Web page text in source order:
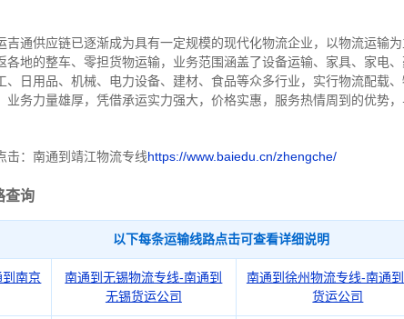
吉通供应链已逐渐成为具有一定规模的现代化物流企业，以物流运输
各地的整车、零担货物运输，业务范围涵盖了设备运输、家具、家电
、日用品、机械、电力设备、建材、食品等众多行业，实行物流配载
业务力量雄厚，凭借承运实力强大，价格实惠，服务热情周到的优势
击：南通到靖江物流专线https://www.baiedu.cn/zhengche/
查询
以下每条运输线路点击可查看详细说明
南京
南通到无锡物流专线-南通到
无锡货运公司
南通到徐州物流专线-南通
货运公司